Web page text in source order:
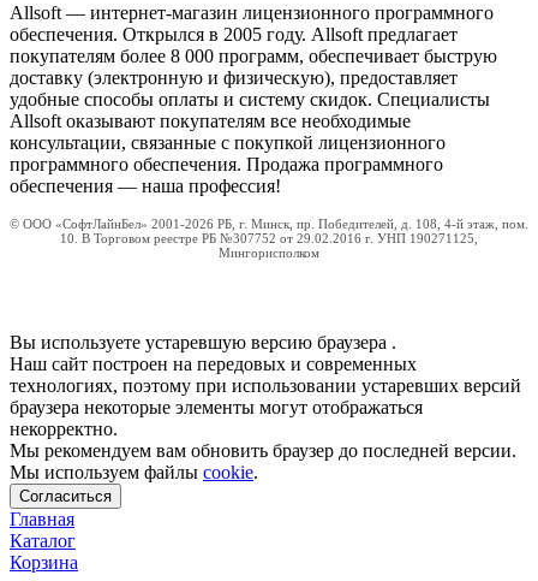
Allsoft — интернет-магазин лицензионного программного
обеспечения. Открылся в 2005 году. Allsoft предлагает
покупателям более 8 000 программ, обеспечивает быструю
доставку (электронную и физическую), предоставляет
удобные способы оплаты и систему скидок. Специалисты
Allsoft оказывают покупателям все необходимые
консультации, связанные с покупкой лицензионного
программного обеспечения. Продажа программного
обеспечения — наша профессия!
© ООО «СофтЛайнБел» 2001-2026 РБ, г. Минск, пр. Победителей, д. 108, 4-й этаж, пом.
10. В Торговом реестре РБ №307752 от 29.02.2016 г. УНП 190271125,
Мингорисполком
Вы используете устаревшую версию браузера .
Наш сайт построен на передовых и современных
технологиях, поэтому при использовании устаревших версий
браузера некоторые элементы могут отображаться
некорректно.
Мы рекомендуем вам обновить браузер до последней версии.
Мы используем файлы cookie.
Согласиться
Главная
Каталог
Корзина